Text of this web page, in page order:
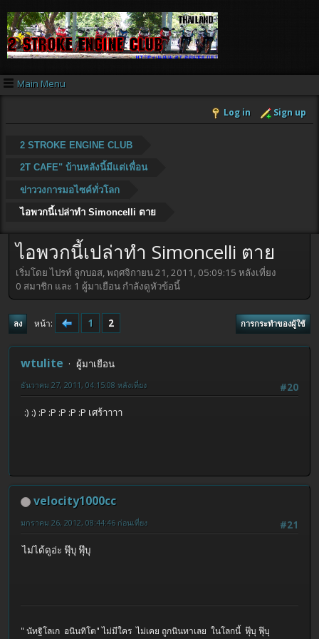
Main Menu
Log in Sign up
2 STROKE ENGINE CLUB
2T CAFE" บ้านหลังนี้มีแต่เพื่อน
ข่าววงการมอไซค์ทั่วโลก
ไอพวกนี้เปล่าทำ Simoncelli ตาย
ไอพวกนี้เปล่าทำ Simoncelli ตาย
เริ่มโดย ไปรท์ ลูกบอส, พฤศจิกายน 21, 2011, 05:09:15 หลังเที่ยง
0 สมาชิก และ 1 ผู้มาเยือน กำลังดูหัวข้อนี้
ลง หน้า 1 2 การกระทำของผู้ใช้
wtulite
ผู้มาเยือน
#20
ธันวาคม 27, 2011, 04:15:08 หลังเที่ยง
:) :) :P :P :P :P :P เศร้าาาา
velocity1000cc
#21
มกราคม 26, 2012, 08:44:46 ก่อนเที่ยง
ไม่ได้ดูอ่ะ ฟุ๊บุ ฟุ๊บุ
" นัทฐิโลเก อนินทิโต" ไม่มีใคร ไม่เคย ถูกนินทาเลย ในโลกนี้ ฟุ๊บุ ฟุ๊บุ